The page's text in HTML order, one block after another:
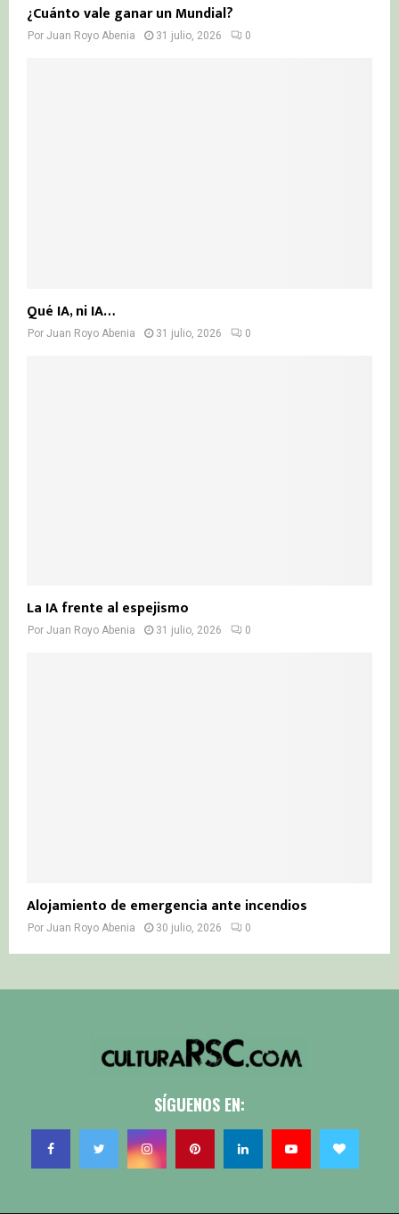
¿Cuánto vale ganar un Mundial?
Por Juan Royo Abenia 31 julio, 2026 0
Qué IA, ni IA…
Por Juan Royo Abenia 31 julio, 2026 0
La IA frente al espejismo
Por Juan Royo Abenia 31 julio, 2026 0
Alojamiento de emergencia ante incendios
Por Juan Royo Abenia 30 julio, 2026 0
SÍGUENOS EN: